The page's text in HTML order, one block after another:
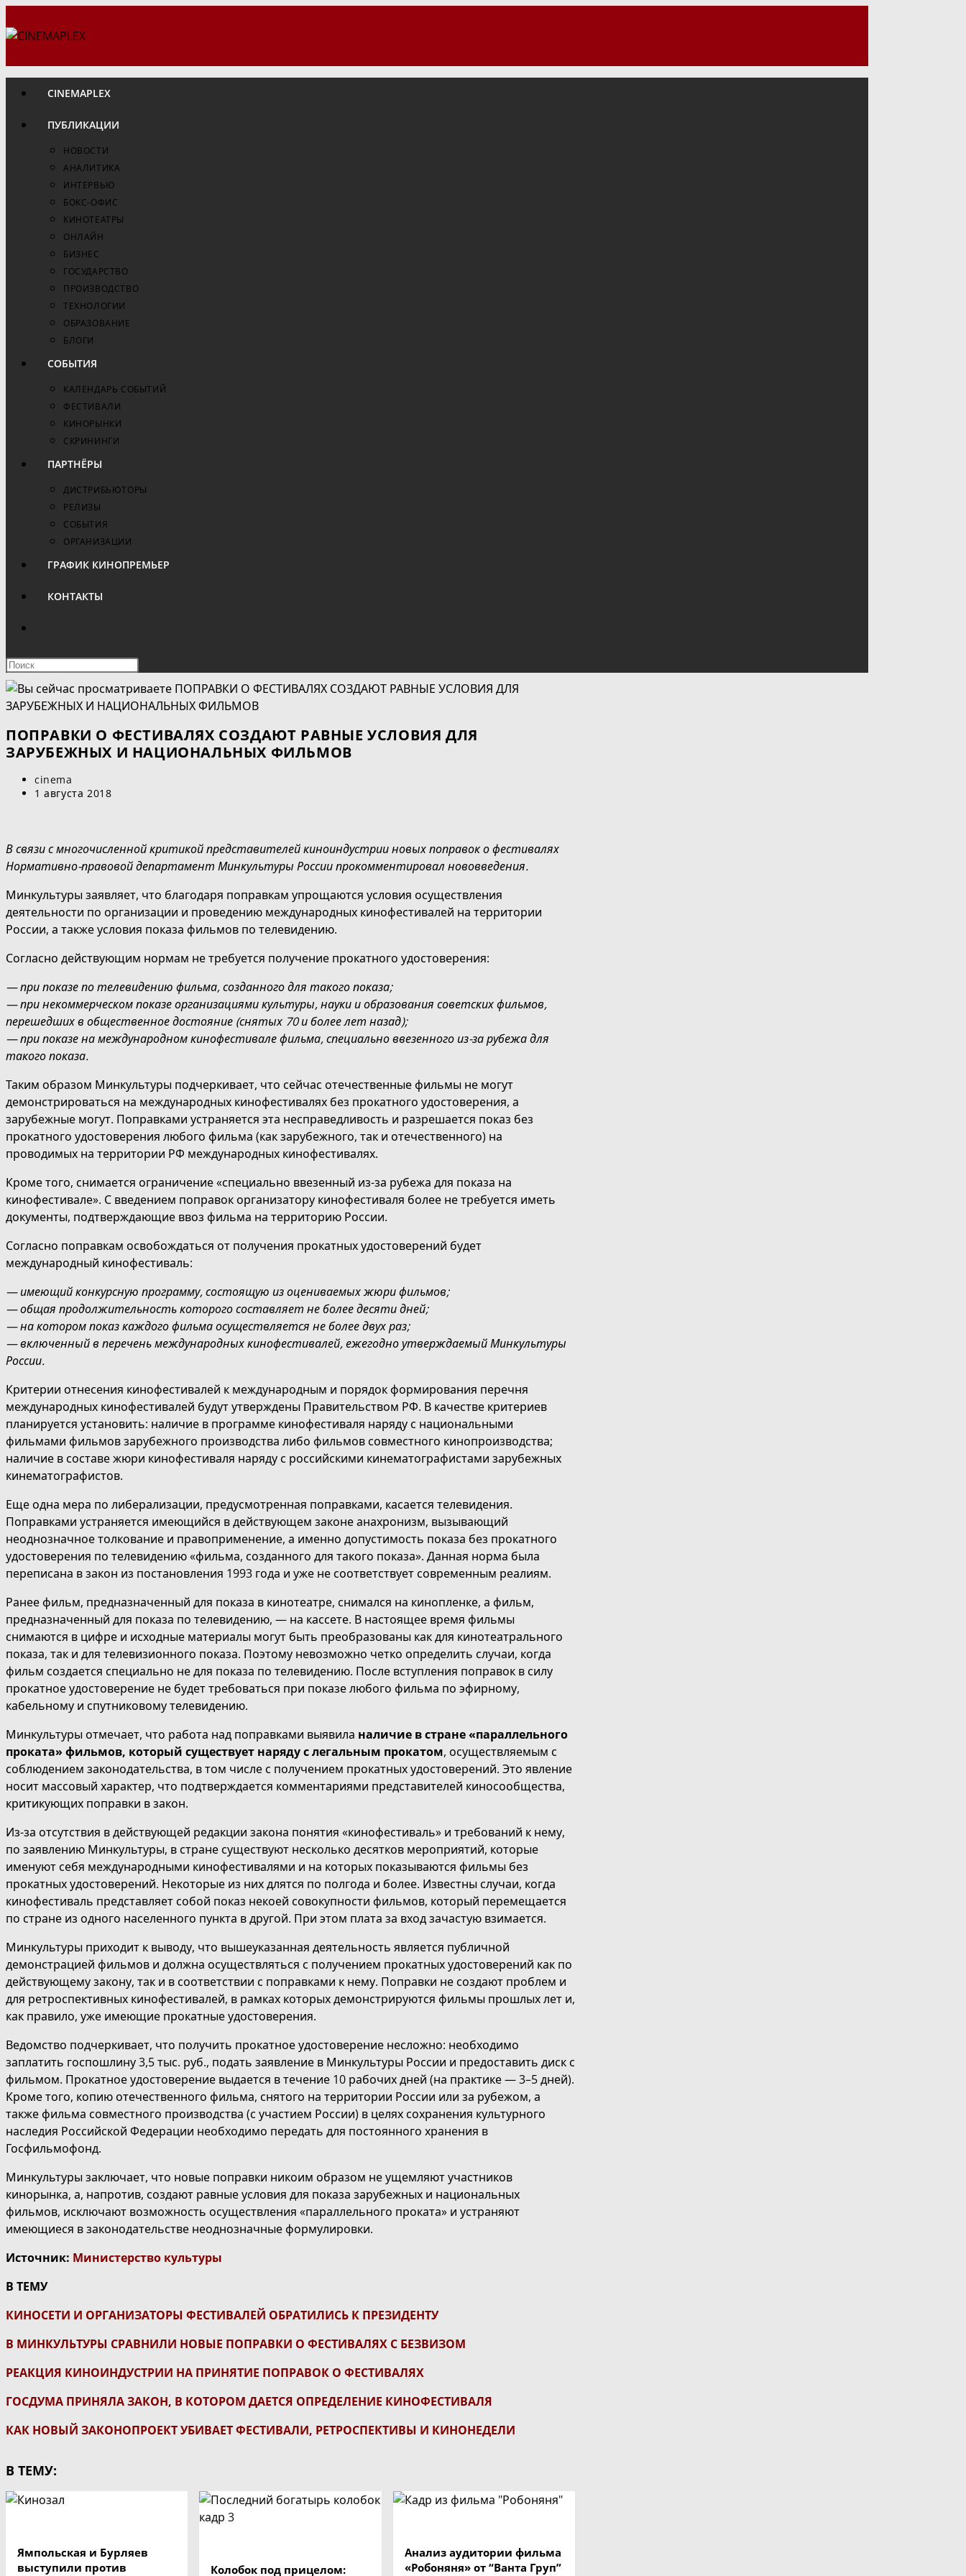
к
CINEMAPLEX
ПУБЛИКАЦИИ
НОВОСТИ
АНАЛИТИКА
ИНТЕРВЬЮ
БОКС-ОФИС
КИНОТЕАТРЫ
ОНЛАЙН
БИЗНЕС
ГОСУДАРСТВО
ПРОИЗВОДСТВО
ТЕХНОЛОГИИ
ОБРАЗОВАНИЕ
БЛОГИ
СОБЫТИЯ
КАЛЕНДАРЬ СОБЫТИЙ
ФЕСТИВАЛИ
КИНОРЫНКИ
СКРИНИНГИ
ПАРТНЁРЫ
ДИСТРИБЬЮТОРЫ
РЕЛИЗЫ
СОБЫТИЯ
ОРГАНИЗАЦИИ
ГРАФИК КИНОПРЕМЬЕР
КОНТАКТЫ
ПОИСК
ПО
САЙТУ
Нажмите
клавишу
Escape,
чтобы
закрыть
панель
ПОПРАВКИ О ФЕСТИВАЛЯХ СОЗДАЮТ РАВНЫЕ УСЛОВИЯ ДЛЯ
ЗАРУБЕЖНЫХ И НАЦИОНАЛЬНЫХ ФИЛЬМОВ
Автор
записи:
cinema
Запись
1 августа 2018
В связи с многочисленной критикой представителей киноиндустрии новых поправок о фестивалях
Нормативно-правовой департамент Минкультуры России прокомментировал нововведения.
Минкультуры заявляет, что благодаря поправкам упрощаются условия осуществления
деятельности по организации и проведению международных кинофестивалей на территории
России, а также условия показа фильмов по телевидению.
Согласно действующим нормам не требуется получение прокатного удостоверения:
— при показе по телевидению фильма, созданного для такого показа;
— при некоммерческом показе организациями культуры, науки и образования советских фильмов,
перешедших в общественное достояние (снятых 70 и более лет назад);
— при показе на международном кинофестивале фильма, специально ввезенного из-за рубежа для
такого показа.
Таким образом Минкультуры подчеркивает, что сейчас отечественные фильмы не могут
демонстрироваться на международных кинофестивалях без прокатного удостоверения, а
зарубежные могут. Поправками устраняется эта несправедливость и разрешается показ без
прокатного удостоверения любого фильма (как зарубежного, так и отечественного) на
проводимых на территории РФ международных кинофестивалях.
Кроме того, снимается ограничение «специально ввезенный из-за рубежа для показа на
кинофестивале». С введением поправок организатору кинофестиваля более не требуется иметь
документы, подтверждающие ввоз фильма на территорию России.
Согласно поправкам освобождаться от получения прокатных удостоверений будет
международный кинофестиваль:
— имеющий конкурсную программу, состоящую из оцениваемых жюри фильмов;
— общая продолжительность которого составляет не более десяти дней;
— на котором показ каждого фильма осуществляется не более двух раз;
— включенный в перечень международных кинофестивалей, ежегодно утверждаемый Минкультуры
России.
Критерии отнесения кинофестивалей к международным и порядок формирования перечня
международных кинофестивалей будут утверждены Правительством РФ. В качестве критериев
планируется установить: наличие в программе кинофестиваля наряду с национальными
фильмами фильмов зарубежного производства либо фильмов совместного кинопроизводства;
наличие в составе жюри кинофестиваля наряду с российскими кинематографистами зарубежных
кинематографистов.
Еще одна мера по либерализации, предусмотренная поправками, касается телевидения.
Поправками устраняется имеющийся в действующем законе анахронизм, вызывающий
неоднозначное толкование и правоприменение, а именно допустимость показа без прокатного
удостоверения по телевидению «фильма, созданного для такого показа». Данная норма была
переписана в закон из постановления 1993 года и уже не соответствует современным реалиям.
Ранее фильм, предназначенный для показа в кинотеатре, снимался на кинопленке, а фильм,
предназначенный для показа по телевидению, — на кассете. В настоящее время фильмы
снимаются в цифре и исходные материалы могут быть преобразованы как для кинотеатрального
показа, так и для телевизионного показа. Поэтому невозможно четко определить случаи, когда
фильм создается специально не для показа по телевидению. После вступления поправок в силу
прокатное удостоверение не будет требоваться при показе любого фильма по эфирному,
кабельному и спутниковому телевидению.
Минкультуры отмечает, что работа над поправками выявила наличие в стране «параллельного
проката» фильмов, который существует наряду с легальным прокатом, осуществляемым с
соблюдением законодательства, в том числе с получением прокатных удостоверений. Это явление
носит массовый характер, что подтверждается комментариями представителей киносообщества,
критикующих поправки в закон.
Из-за отсутствия в действующей редакции закона понятия «кинофестиваль» и требований к нему,
по заявлению Минкультуры, в стране существуют несколько десятков мероприятий, которые
именуют себя международными кинофестивалями и на которых показываются фильмы без
прокатных удостоверений. Некоторые из них длятся по полгода и более. Известны случаи, когда
кинофестиваль представляет собой показ некоей совокупности фильмов, который перемещается
по стране из одного населенного пункта в другой. При этом плата за вход зачастую взимается.
Минкультуры приходит к выводу, что вышеуказанная деятельность является публичной
демонстрацией фильмов и должна осуществляться с получением прокатных удостоверений как по
действующему закону, так и в соответствии с поправками к нему. Поправки не создают проблем и
для ретроспективных кинофестивалей, в рамках которых демонстрируются фильмы прошлых лет и,
как правило, уже имеющие прокатные удостоверения.
Ведомство подчеркивает, что получить прокатное удостоверение несложно: необходимо
заплатить госпошлину 3,5 тыс. руб., подать заявление в Минкультуры России и предоставить диск с
фильмом. Прокатное удостоверение выдается в течение 10 рабочих дней (на практике — 3–5 дней).
Кроме того, копию отечественного фильма, снятого на территории России или за рубежом, а
также фильма совместного производства (с участием России) в целях сохранения культурного
наследия Российской Федерации необходимо передать для постоянного хранения в
Госфильмофонд.
Минкультуры заключает, что новые поправки никоим образом не ущемляют участников
кинорынка, а, напротив, создают равные условия для показа зарубежных и национальных
фильмов, исключают возможность осуществления «параллельного проката» и устраняют
имеющиеся в законодательстве неоднозначные формулировки.
Источник: Министерство культуры
В ТЕМУ
КИНОСЕТИ И ОРГАНИЗАТОРЫ ФЕСТИВАЛЕЙ ОБРАТИЛИСЬ К ПРЕЗИДЕНТУ
В МИНКУЛЬТУРЫ СРАВНИЛИ НОВЫЕ ПОПРАВКИ О ФЕСТИВАЛЯХ С БЕЗВИЗОМ
РЕАКЦИЯ КИНОИНДУСТРИИ НА ПРИНЯТИЕ ПОПРАВОК О ФЕСТИВАЛЯХ
ГОСДУМА ПРИНЯЛА ЗАКОН, В КОТОРОМ ДАЕТСЯ ОПРЕДЕЛЕНИЕ КИНОФЕСТИВАЛЯ
КАК НОВЫЙ ЗАКОНОПРОЕКТ УБИВАЕТ ФЕСТИВАЛИ, РЕТРОСПЕКТИВЫ И КИНОНЕДЕЛИ
В ТЕМУ:
Ямпольская и Бурляев
выступили против
Колобок под прицелом:
Анализ аудитории фильма
«Робоняня» от “Ванта Груп”